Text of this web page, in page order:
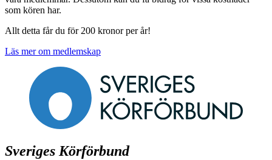
som kören har.
Allt detta får du för 200 kronor per år!
Läs mer om medlemskap
Sveriges Körförbund